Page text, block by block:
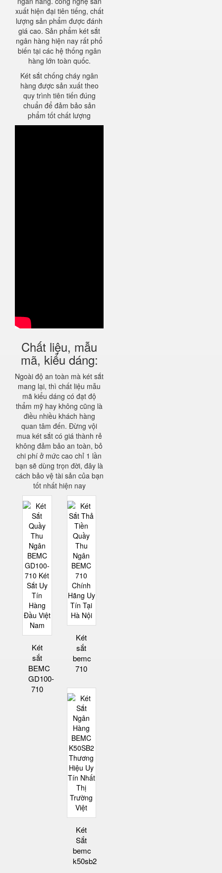
xuất hiện đại tiên tiếng, chất
lượng sản phẩm được đánh
giá cao. Sản phẩm két sắt
ngân hàng hiện nay rất phổ
biến tại các hệ thống ngân
hàng lớn toàn quốc.
Két sắt chống cháy ngân
hàng được sản xuất theo
quy trình tiên tiến đúng
chuẩn để đảm bảo sản
phẩm tốt chất lượng
Chất liệu, mẫu
mã, kiểu dáng:
Ngoài độ an toàn mà két sắt
mang lại, thì chất liệu mẫu
mã kiểu dáng có đạt độ
thẩm mỹ hay không cũng là
điều nhiều khách hàng
quan tâm đến. Đừng vội
mua két sắt có giá thành rẻ
không đảm bảo an toàn, bỏ
chi phí ở mức cao chỉ 1 lần
bạn sẽ dùng trọn đời, đây là
cách bảo vệ tài sản của bạn
tốt nhất hiện nay
Két
sắt
BEMC
GD100-
710
Két
sắt
bemc
710
Két
Sắt
bemc
k50sb2